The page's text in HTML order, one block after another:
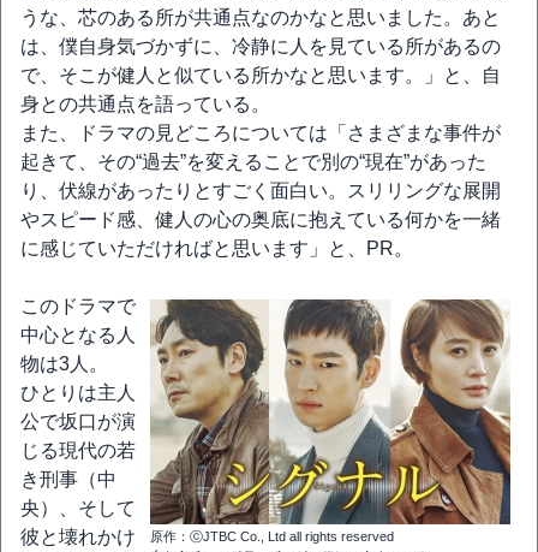
うな、芯のある所が共通点なのかなと思いました。あと
は、僕自身気づかずに、冷静に人を見ている所があるの
で、そこが健人と似ている所かなと思います。」と、自
身との共通点を語っている。
また、ドラマの見どころについては「さまざまな事件が
起きて、その“過去”を変えることで別の“現在”があった
り、伏線があったりとすごく面白い。スリリングな展開
やスピード感、健人の心の奥底に抱えている何かを一緒
に感じていただければと思います」と、PR。
原作：ⓒJTBC Co., Ltd all rights reserved
このドラマで
中心となる人
物は3人。
ひとりは主人
公で坂口が演
じる現代の若
き刑事（中
央）、そして
彼と壊れかけ